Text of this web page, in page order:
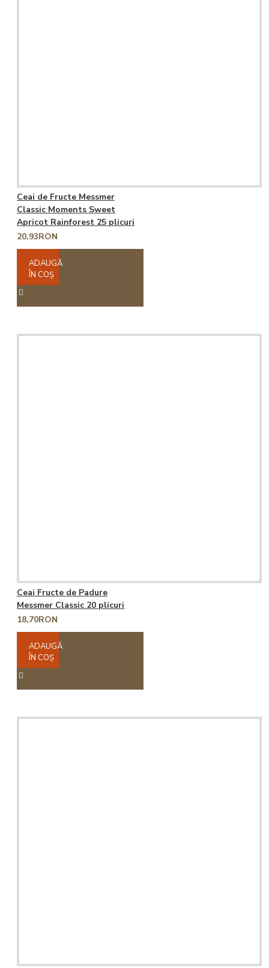
Ceai de Fructe Messmer
Classic Moments Sweet
Apricot Rainforest 25 plicuri
20,93RON
ADAUGĂ
ÎN COŞ
Ceai Fructe de Padure
Messmer Classic 20 plicuri
18,70RON
ADAUGĂ
ÎN COŞ